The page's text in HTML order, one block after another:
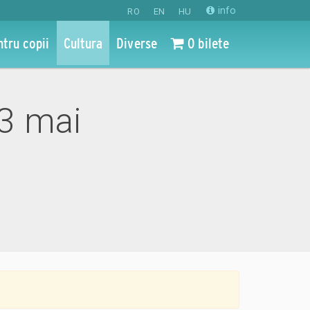
RO EN HU info
copii Cultura Diverse 0 bilete
mai